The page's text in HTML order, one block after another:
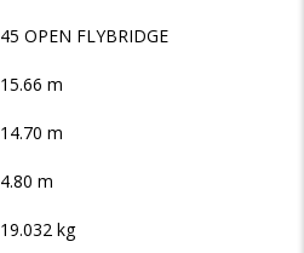
45 OPEN FLYBRIDGE
15.66 m
14.70 m
4.80 m
19.032 kg